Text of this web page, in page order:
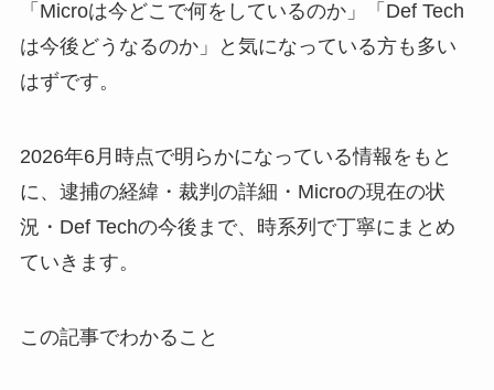
「Microは今どこで何をしているのか」「Def Tech
は今後どうなるのか」と気になっている方も多い
はずです。
2026年6月時点で明らかになっている情報をもと
に、逮捕の経緯・裁判の詳細・Microの現在の状
況・Def Techの今後まで、時系列で丁寧にまとめ
ていきます。
この記事でわかること